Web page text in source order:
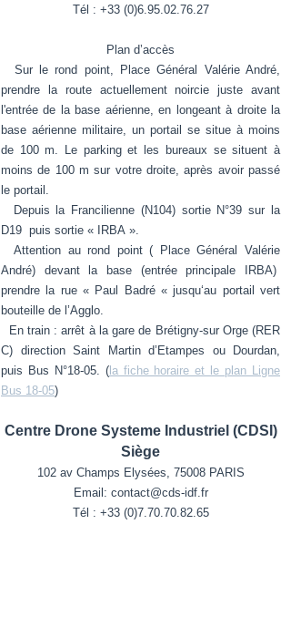
Tél : +33 (0)6.95.02.76.27
Plan d’accès
Sur le rond point, Place Général Valérie André,
prendre la route actuellement noircie juste avant
l'entrée de la base aérienne, en longeant à droite la
base aérienne militaire, un portail se situe à moins
de 100 m. Le parking et les bureaux se situent à
moins de 100 m sur votre droite, après avoir passé
le portail.
Depuis la Francilienne (N104) sortie N°39 sur la
D19 puis sortie « IRBA ».
Attention au rond point ( Place Général Valérie
André) devant la base (entrée principale IRBA)
prendre la rue « Paul Badré « jusqu‘au portail vert
bouteille de l’Agglo.
En train : arrêt à la gare de Brétigny-sur Orge (RER
C) direction Saint Martin d’Etampes ou Dourdan,
puis Bus N°18-05. (la fiche horaire et le plan Ligne
Bus 18-05)
Centre Drone Systeme Industriel (CDSI)
Siège
102 av Champs Elysées, 75008 PARIS
Email: contact@cds-idf.fr
Tél : +33 (0)7.70.70.82.65